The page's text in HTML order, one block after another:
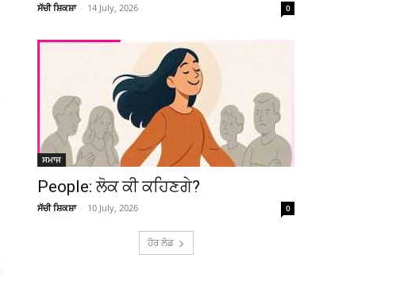
Telegram Copy URL
ਸੱਚੀ ਸ਼ਿਕਸ਼ਾ - 14 July, 2026 0
ਸਮਾਜ
People: ਲੋਕ ਕੀ ਕਹਿਣਗੇ?
ਸੱਚੀ ਸ਼ਿਕਸ਼ਾ - 10 July, 2026 0
ਹੋਰ ਲੋਡ